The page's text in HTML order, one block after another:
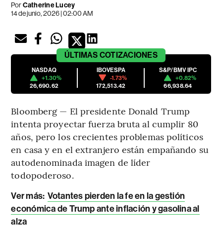
PorCatherine Lucey
14 de junio, 2026 | 02:00 AM
ÚLTIMAS COTIZACIONES
NASDAQ
+1.30%
26,690.62
IBOVESPA
-1.73%
172,513.42
S&P/BMV IPC
+0.82%
66,938.64
Bloomberg — El presidente Donald Trump
intenta proyectar fuerza bruta al cumplir 80
años, pero los crecientes problemas políticos
en casa y en el extranjero están empañando su
autodenominada imagen de líder
todopoderoso.
Ver más: Votantes pierden la fe en la gestión
económica de Trump ante inflación y gasolina al
alza